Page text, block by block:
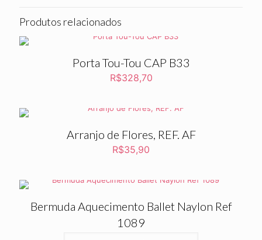
Produtos relacionados
Porta Tou-Tou CAP B33
R$328,70
Arranjo de Flores, REF. AF
R$35,90
Bermuda Aquecimento Ballet Naylon Ref
1089